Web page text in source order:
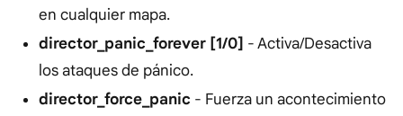
en cualquier mapa.
director_panic_forever [1/0] - Activa/Desactiva
los ataques de pánico.
director_force_panic - Fuerza un acontecimiento